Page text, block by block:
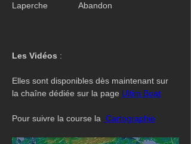
Laperche             Abandon
Les Vidéos :
Elles sont disponibles dès maintenant sur
la chaîne dédiée sur la page Ultim Boat
Pour suivre la course la Cartographie